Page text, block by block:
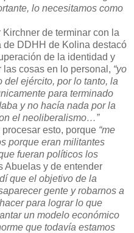
lo necesitamos como
de terminar con la
de DDHH de Kolina destacó
de la identidad y
cosas en lo personal, “yo
ejército, por lo tanto, la
para terminado
y no hacía nada por la
el neoliberalismo…”
esto, porque “me
porque eran militantes
fueran políticos los
Abuelas y de entender
que el objetivo de la
gente y robarnos a
para lograr lo que
un modelo económico
que todavía estamos